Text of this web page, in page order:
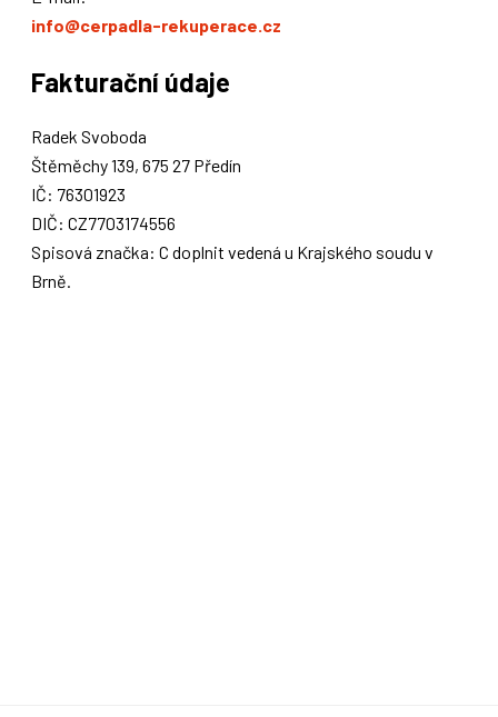
info@cerpadla-rekuperace.cz
Fakturační údaje
Radek Svoboda
Štěměchy 139, 675 27 Předín
IČ: 76301923
DIČ: CZ7703174556
Spisová značka: C doplnit vedená u Krajského soudu v
Brně.